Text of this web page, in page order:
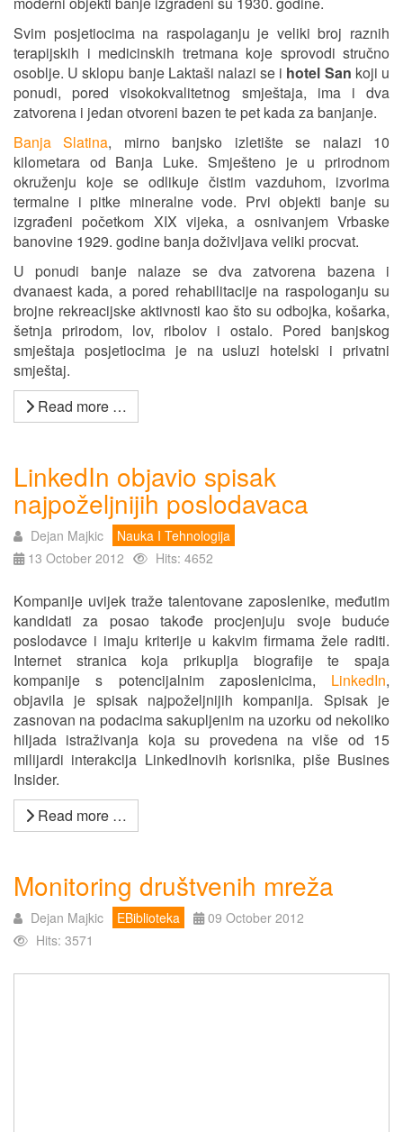
Svim posjetiocima na raspolaganju je veliki broj raznih
terapijskih i medicinskih tretmana koje sprovodi stručno
osoblje. U sklopu banje Laktaši nalazi se i hotel San koji u
ponudi, pored visokokvalitetnog smještaja, ima i dva
zatvorena i jedan otvoreni bazen te pet kada za banjanje.
Banja Slatina, mirno banjsko izletište se nalazi 10
kilometara od Banja Luke. Smješteno je u prirodnom
okruženju koje se odlikuje čistim vazduhom, izvorima
termalne i pitke mineralne vode. Prvi objekti banje su
izgrađeni početkom XIX vijeka, a osnivanjem Vrbaske
banovine 1929. godine banja doživljava veliki procvat.
U ponudi banje nalaze se dva zatvorena bazena i
dvanaest kada, a pored rehabilitacije na raspologanju su
brojne rekreacijske aktivnosti kao što su odbojka, košarka,
šetnja prirodom, lov, ribolov i ostalo. Pored banjskog
smještaja posjetiocima je na usluzi hotelski i privatni
smještaj.
Read more …
LinkedIn objavio spisak
najpoželjnijih poslodavaca
Dejan Majkic
Nauka I Tehnologija
13 October 2012
Hits: 4652
Kompanije uvijek traže talentovane zaposlenike, međutim
kandidati za posao takođe procjenjuju svoje buduće
poslodavce i imaju kriterije u kakvim firmama žele raditi.
Internet stranica koja prikuplja biografije te spaja
kompanije s potencijalnim zaposlenicima, LinkedIn,
objavila je spisak najpoželjnijih kompanija. Spisak je
zasnovan na podacima sakupljenim na uzorku od nekoliko
hiljada istraživanja koja su provedena na više od 15
milijardi interakcija LinkedInovih korisnika, piše Busines
Insider.
Read more …
Monitoring društvenih mreža
Dejan Majkic EBiblioteka
09 October 2012
Hits: 3571